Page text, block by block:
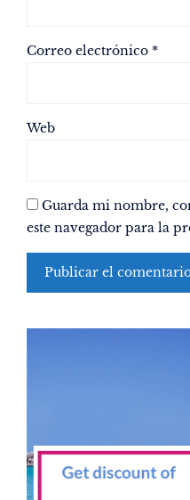
Correo electrónico *
Web
Guarda mi nombre,
este navegador para la